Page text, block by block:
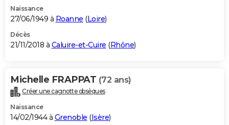
Naissance
27/06/1949 à Roanne (Loire)
Décès
21/11/2018 à Caluire-et-Cuire (Rhône)
Michelle FRAPPAT (72 ans)
Créer une cagnotte obsèques
Naissance
14/02/1944 à Grenoble (Isère)